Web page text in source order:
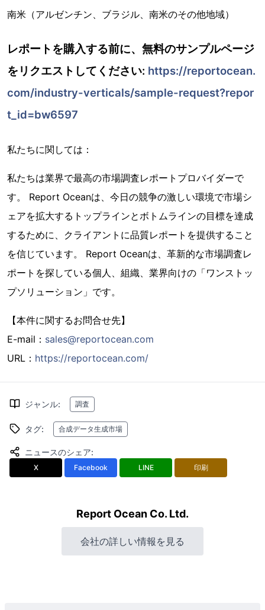
南米（アルゼンチン、ブラジル、南米のその他地域）
レポートを購入する前に、無料のサンプルページ
をリクエストしてください: https://reportocean.
com/industry-verticals/sample-request?repor
t_id=bw6597
私たちに関しては：
私たちは業界で最高の市場調査レポートプロバイダーで
す。 Report Oceanは、今日の競争の激しい環境で市場シ
ェアを拡大するトップラインとボトムラインの目標を達成
するために、クライアントに品質レポートを提供すること
を信じています。 Report Oceanは、革新的な市場調査レ
ポートを探している個人、組織、業界向けの「ワンストッ
プソリューション」です。
【本件に関するお問合せ先】
E-mail： sales@reportocean.com
URL： https://reportocean.com/
ジャンル: 調査
タグ: 合成データ生成市場
ニュースのシェア:
X Facebook LINE 印刷
Report Ocean Co. Ltd.
会社の詳しい情報を見る